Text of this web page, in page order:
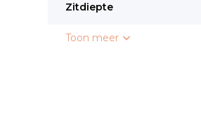
Zitdiepte
Toon meer